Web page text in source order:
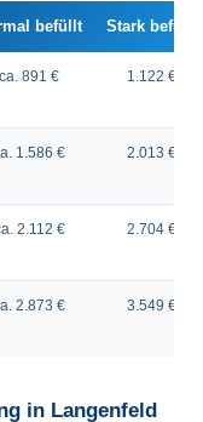
befüllt Stark befüllt
ca. 891 € 1.122 €
1.586 € 2.013 €
2.112 € 2.704 €
2.873 € 3.549 €
in Langenfeld